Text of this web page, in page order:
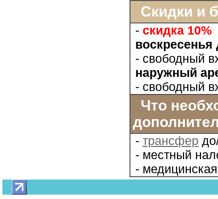
Скидки и
- скидка 10%
- свободный
наружный
- свободный
Что
- трансфер
- местный
-